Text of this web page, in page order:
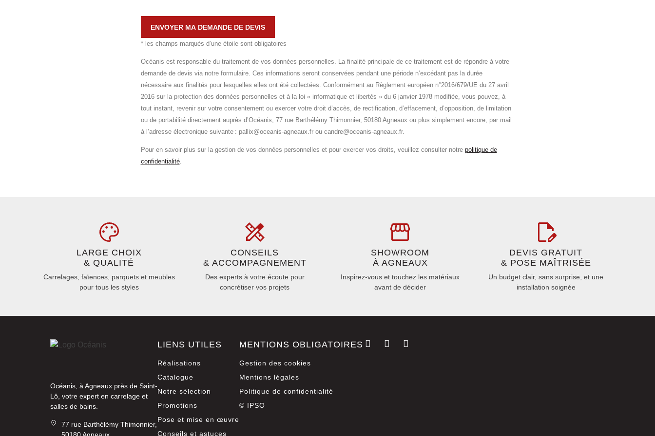
ENVOYER MA DEMANDE DE DEVIS
* les champs marqués d’une étoile sont obligatoires
Océanis est responsable du traitement de vos données personnelles. La finalité principale de ce traitement est de répondre à votre
demande de devis via notre formulaire. Ces informations seront conservées pendant une période n’excédant pas la durée
nécessaire aux finalités pour lesquelles elles ont été collectées. Conformément au Règlement européen n°2016/679/UE du 27 avril
2016 sur la protection des données personnelles et à la loi « informatique et libertés » du 6 janvier 1978 modifiée, vous pouvez, à
tout instant, revenir sur votre consentement ou exercer votre droit d’accès, de rectification, d’effacement, d’opposition, de limitation
ou de portabilité directement auprès d’Océanis, 77 rue Barthélémy Thimonnier, 50180 Agneaux ou plus simplement encore, par mail
à l’adresse électronique suivante : pallix@oceanis-agneaux.fr ou candre@oceanis-agneaux.fr.
Pour en savoir plus sur la gestion de vos données personnelles et pour exercer vos droits, veuillez consulter notre politique de
confidentialité.
LARGE CHOIX
& QUALITÉ
Carrelages, faïences, parquets et meubles
pour tous les styles
CONSEILS
& ACCOMPAGNEMENT
Des experts à votre écoute pour
concrétiser vos projets
SHOWROOM
À AGNEAUX
Inspirez-vous et touchez les matériaux
avant de décider
DEVIS GRATUIT
& POSE MAÎTRISÉE
Un budget clair, sans surprise, et une
installation soignée
Océanis, à Agneaux près de Saint-
Lô, votre expert en carrelage et
salles de bains.
77 rue Barthélémy Thimonnier,
50180 Agneaux
LIENS UTILES
Réalisations
Catalogue
Notre sélection
Promotions
Pose et mise en œuvre
Conseils et astuces
MENTIONS OBLIGATOIRES
Gestion des cookies
Mentions légales
Politique de confidentialité
© IPSO